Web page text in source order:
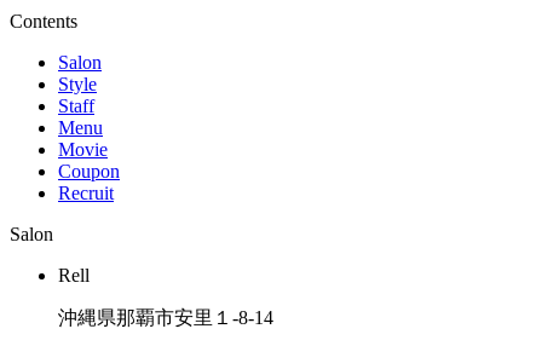
Contents
Salon
Style
Staff
Menu
Movie
Coupon
Recruit
Salon
Rell
沖縄県那覇市安里１-8-14